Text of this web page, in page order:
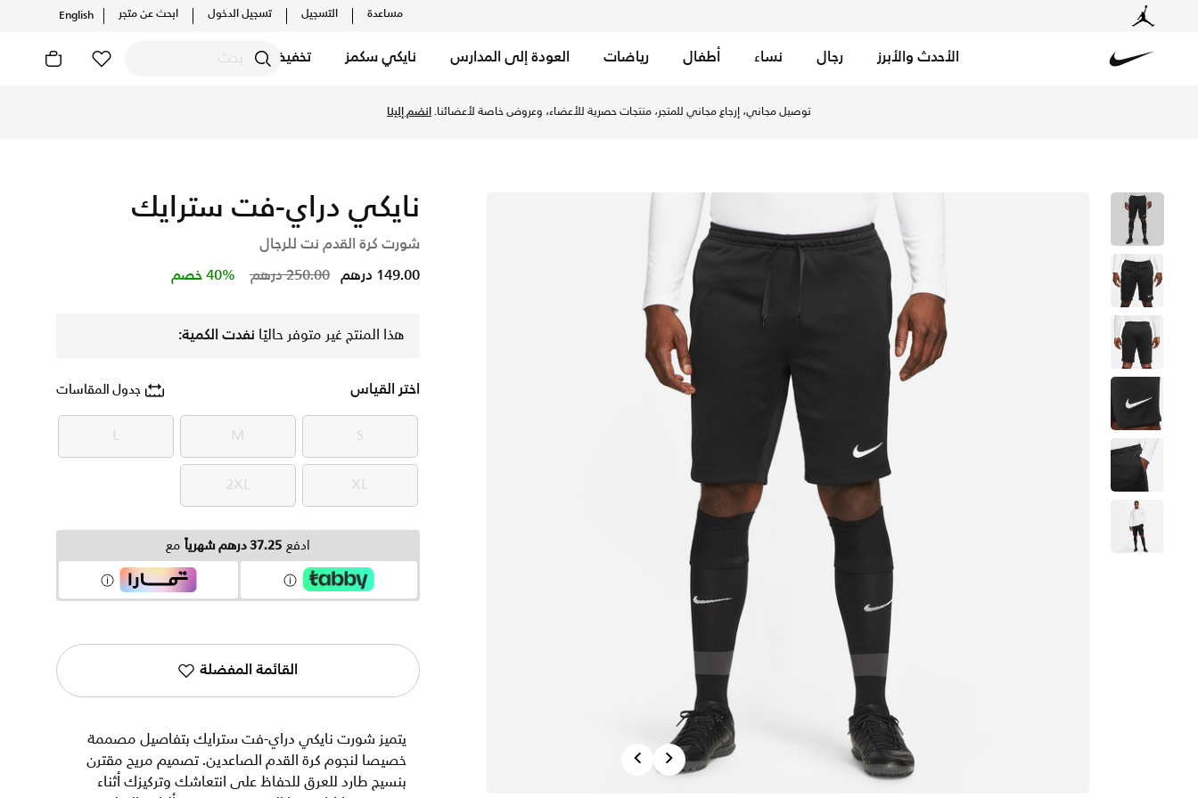
مساعدة التسجيل تسجيل الدخول ابحث عن متجر English
الأحدث والأبرز رجال نساء أطفال رياضات العودة إلى المدارس نايكي سكمز تخفيضات
توصيل مجاني، إرجاع مجاني للمتجر، منتجات حصرية للأعضاء، وعروض خاصة لأعضائنا.انضم إلينا
Next
نايكي دراي-فت سترايك
شورت كرة القدم نت للرجال
Price reduced from
250.00 درهم to 149.00 درهم 40% خصم
هذا المنتج غير متوفر حاليًا نفدت الكمية:
اختر القياس جدول المقاسات
S
S
M
M
L
L
XL
XL
2XL
2XL
ادفع 37.25 درهم شهرياً مع
القائمة المفضلة
يتميز شورت نايكي دراي-فت سترايك بتفاصيل مصممة
خصيصا لنجوم كرة القدم الصاعدين. تصميم مريح مقترن
بنسيج طارد للعرق للحفاظ على انتعاشك وتركيزك أثناء